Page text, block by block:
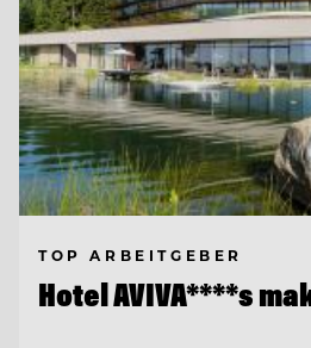
TOP ARBEITGEBER
Hotel AVIVA****s